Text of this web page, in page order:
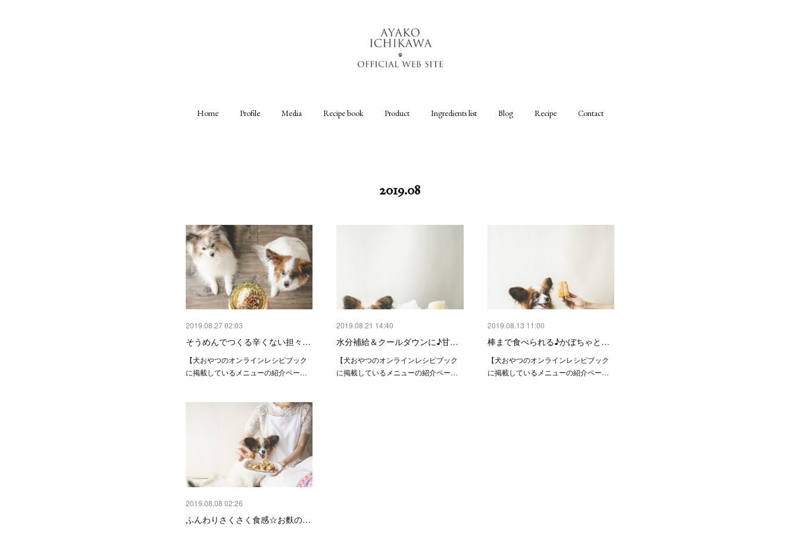
Home Profile Media Recipe book Product Ingredients list Blog Recipe Contact
2019.08
2019.08.27 02:03
そうめんでつくる辛くない担々…
【犬おやつのオンラインレシピブック
に掲載しているメニューの紹介ペー…
2019.08.21 14:40
水分補給＆クールダウンに♪甘…
【犬おやつのオンラインレシピブック
に掲載しているメニューの紹介ペー…
2019.08.13 11:00
棒まで食べられる♪かぼちゃと…
【犬おやつのオンラインレシピブック
に掲載しているメニューの紹介ペー…
2019.08.08 02:26
ふんわりさくさく食感☆お麩の…